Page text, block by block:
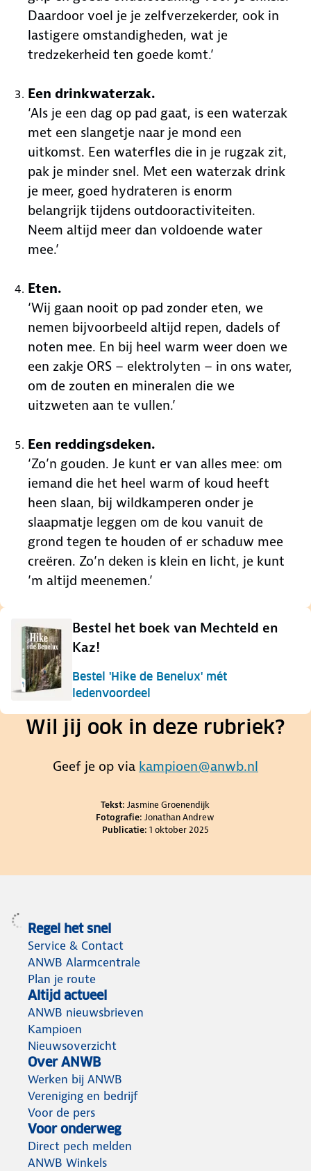
Daardoor voel je je zelfverzekerder, ook in
lastigere omstandigheden, wat je
tredzekerheid ten goede komt.’
Een drinkwaterzak.
‘Als je een dag op pad gaat, is een waterzak
met een slangetje naar je mond een
uitkomst. Een waterfles die in je rugzak zit,
pak je minder snel. Met een waterzak drink
je meer, goed hydrateren is enorm
belangrijk tijdens outdooractiviteiten.
Neem altijd meer dan voldoende water
mee.’
Eten.
‘Wij gaan nooit op pad zonder eten, we
nemen bijvoorbeeld altijd repen, dadels of
noten mee. En bij heel warm weer doen we
een zakje ORS – elektrolyten – in ons water,
om de zouten en mineralen die we
uitzweten aan te vullen.’
Een reddingsdeken.
‘Zo’n gouden. Je kunt er van alles mee: om
iemand die het heel warm of koud heeft
heen slaan, bij wildkamperen onder je
slaapmatje leggen om de kou vanuit de
grond tegen te houden of er schaduw mee
creëren. Zo’n deken is klein en licht, je kunt
’m altijd meenemen.’
Bestel het boek van Mechteld en
Kaz!
Bestel 'Hike de Benelux' mét
ledenvoordeel
Wil jij ook in deze rubriek?
Geef je op via kampioen@anwb.nl
Credits en bronnenTekst:Jasmine Groenendijk
Fotografie:Jonathan Andrew
Publicatie:1 oktober 2025
Regel het snel
Service & Contact
ANWB Alarmcentrale
Plan je route
Altijd actueel
ANWB nieuwsbrieven
Kampioen
Nieuwsoverzicht
Over ANWB
Werken bij ANWB
Vereniging en bedrijf
Voor de pers
Voor onderweg
Direct pech melden
ANWB Winkels